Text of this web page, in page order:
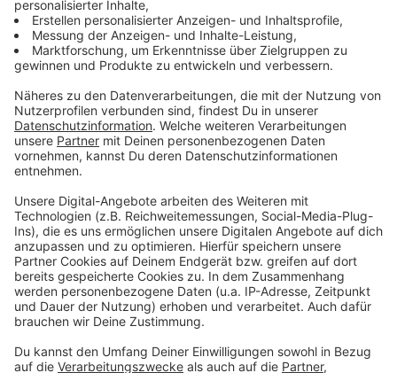
Die DLRG empfiehlt dringlich langsam ins Wasser zu
steigen und bestenfalls nach dem Sonnen vorher noch
ein paar Schritte zu gehen. Auch vom ohnehin
DLRG-Pressesprecher Janis Eschert sagt dazu im
ANTENNE MÜNSTER-Interview:
Keiner kann sehen, was da unten im Wasser so
liegt. Die Gefahr unten hängen zu bleiben oder
irgendwo aufzuschlagen, ist sehr sehr groß.
Anzeige
Gefahr durch Schiffssog
Anzeige